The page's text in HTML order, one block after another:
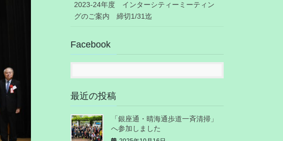
2023-24年度 インターシティーミーティン
グのご案内 締切1/31迄
Facebook
最近の投稿
「銀座通・晴海通歩道一斉清掃」
へ参加しました